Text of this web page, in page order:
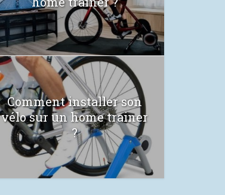
Comment installer son
vélo sur un home trainer
?